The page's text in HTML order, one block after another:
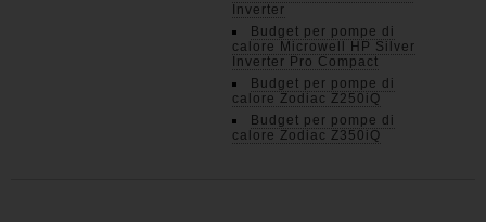
Inverter
Budget per pompe di
calore Microwell HP Silver
Inverter Pro Compact
Budget per pompe di
calore Zodiac Z250iQ
Budget per pompe di
calore Zodiac Z350iQ